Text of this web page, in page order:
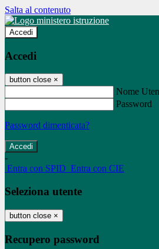
Salta al contenuto
Accedi
Accedi
button close ×
Nome
Password
Password dimenticata?
-
Entra con SPID Entra con CIE
Seleziona utente
button close ×
Recupero password